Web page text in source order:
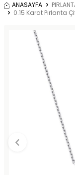
ANASAYFA
0.15 Karat Pırlanta